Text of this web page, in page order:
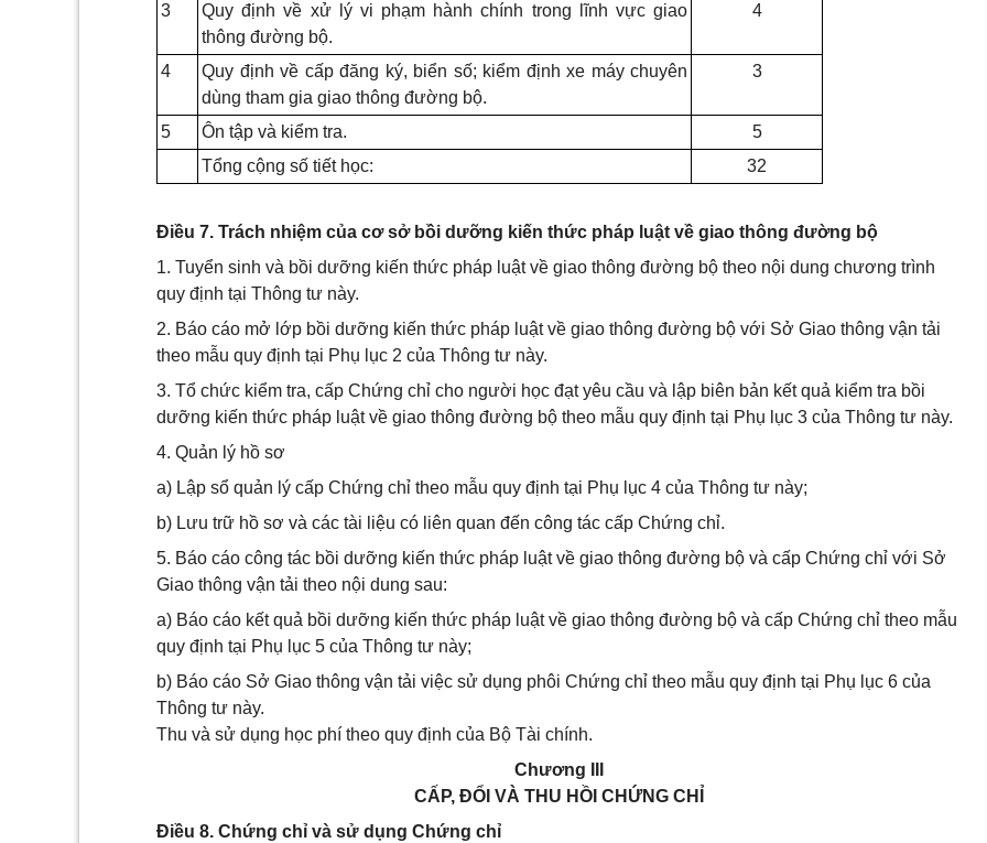
3
Quy định về xử lý vi phạm hành chính trong lĩnh vực giao
thông đường bộ.
4
4
Quy định về cấp đăng ký, biển số; kiểm định xe máy chuyên
dùng tham gia giao thông đường bộ.
3
5 Ôn tập và kiểm tra.
5
Tổng cộng số tiết học:
32
Điều 7. Trách nhiệm của cơ sở bồi dưỡng kiến thức pháp luật về giao thông đường bộ
1. Tuyển sinh và bồi dưỡng kiến thức pháp luật về giao thông đường bộ theo nội dung chương trình
quy định tại Thông tư này.
2. Báo cáo mở lớp bồi dưỡng kiến thức pháp luật về giao thông đường bộ với Sở Giao thông vận tải
theo mẫu quy định tại Phụ lục 2 của Thông tư này.
3. Tổ chức kiểm tra, cấp Chứng chỉ cho người học đạt yêu cầu và lập biên bản kết quả kiểm tra bồi
dưỡng kiến thức pháp luật về giao thông đường bộ theo mẫu quy định tại Phụ lục 3 của Thông tư này.
4. Quản lý hồ sơ
a) Lập sổ quản lý cấp Chứng chỉ theo mẫu quy định tại Phụ lục 4 của Thông tư này;
b) Lưu trữ hồ sơ và các tài liệu có liên quan đến công tác cấp Chứng chỉ.
5. Báo cáo công tác bồi dưỡng kiến thức pháp luật về giao thông đường bộ và cấp Chứng chỉ với Sở
Giao thông vận tải theo nội dung sau:
a) Báo cáo kết quả bồi dưỡng kiến thức pháp luật về giao thông đường bộ và cấp Chứng chỉ theo mẫu
quy định tại Phụ lục 5 của Thông tư này;
b) Báo cáo Sở Giao thông vận tải việc sử dụng phôi Chứng chỉ theo mẫu quy định tại Phụ lục 6 của
Thông tư này.
Thu và sử dụng học phí theo quy định của Bộ Tài chính.
Chương III
CẤP, ĐỔI VÀ THU HỒI CHỨNG CHỈ
Điều 8. Chứng chỉ và sử dụng Chứng chỉ